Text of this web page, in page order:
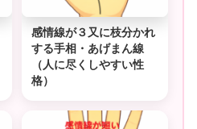
感情線が３又に枝分かれ
する手相・あげまん線
（人に尽くしやすい性
格）